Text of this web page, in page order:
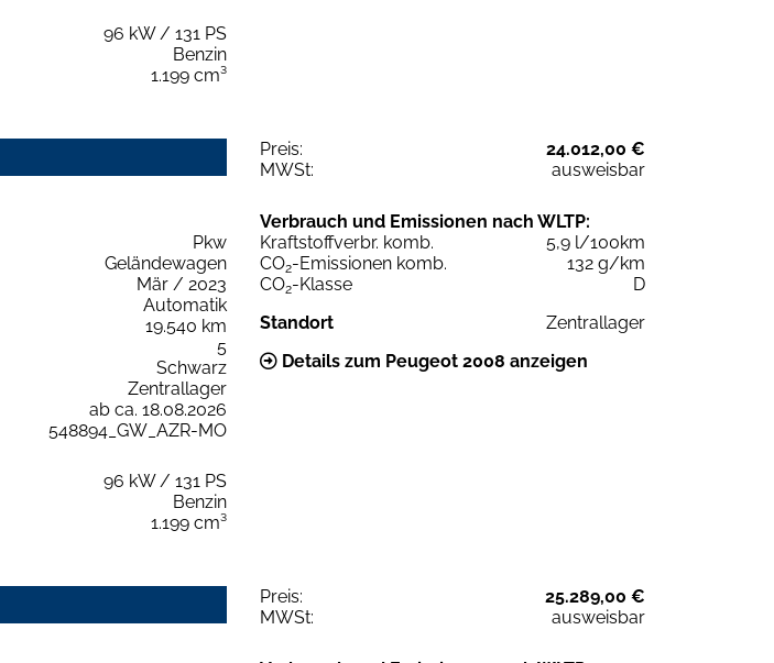
96 kW / 131 PS
Benzin
1.199 cm³
Preis:
24.012,00 €
MWSt:
ausweisbar
Pkw
Geländewagen
Mär / 2023
Automatik
19.540 km
5
Schwarz
Zentrallager
ab ca. 18.08.2026
548894_GW_AZR-MO
96 kW / 131 PS
Benzin
1.199 cm³
Verbrauch und Emissionen nach WLTP:
Kraftstoffverbr. komb.
5,9 l/100km
CO2-Emissionen komb.
132 g/km
CO2-Klasse
D
Standort
Zentrallager
Details zum Peugeot 2008 anzeigen
Preis:
25.289,00 €
MWSt:
ausweisbar